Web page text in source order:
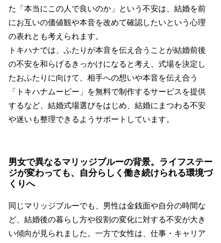
た「本当にこの人で良いのか」という不安は、結婚を前
にお互いの価値観や本音を改めて確認したいという心理
の表れとも考えられます。
トキハナでは、ふたりが本音を伝え合うことが結婚前後
の不安を和らげるきっかけになると考え、式場を決定し
たおふたりに向けて、相手への想いや本音を伝え合う
「トキハナムービー」を無料で制作するサービスを提供
するなど、結婚式場選びをはじめ、結婚にまつわる不安
や迷いも整理できるようサポートしています。
男女で異なるマリッジブルーの背景。ライフステー
ジが変わっても、自分らしく働き続けられる環境づ
くりへ
同じマリッジブルーでも、男性は金銭面や自分の時間な
ど、結婚後の暮らし方や役割の変化に対する不安が大き
い傾向が見られました。一方で女性は、仕事・キャリア